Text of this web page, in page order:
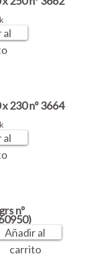
al
230 nº 3664
al
nº
Añadir al
carrito